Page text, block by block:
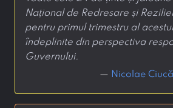
Național de Redresare și
pentru primul trimestru al
îndeplinite din perspectiva
Guvernului.
— Nicolae Ciucă